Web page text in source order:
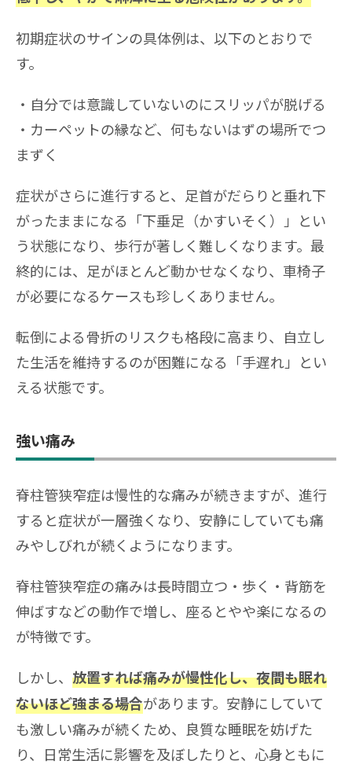
初期症状のサインの具体例は、以下のとおりで
す。
自分では意識していないのにスリッパが脱げる
カーペットの縁など、何もないはずの場所でつ
まずく
症状がさらに進行すると、足首がだらりと垂れ下
がったままになる「下垂足（かすいそく）」とい
う状態になり、歩行が著しく難しくなります。最
終的には、足がほとんど動かせなくなり、車椅子
が必要になるケースも珍しくありません。
転倒による骨折のリスクも格段に高まり、自立し
た生活を維持するのが困難になる「手遅れ」とい
える状態です。
強い痛み
脊柱管狭窄症は慢性的な痛みが続きますが、進行
すると症状が一層強くなり、安静にしていても痛
みやしびれが続くようになります。
脊柱管狭窄症の痛みは長時間立つ・歩く・背筋を
伸ばすなどの動作で増し、座るとやや楽になるの
が特徴です。
しかし、 放置すれば痛みが慢性化し、夜間も眠れ
ないほど強まる場合があります。安静にしていて
も激しい痛みが続くため、良質な睡眠を妨げた
り、日常生活に影響を及ぼしたりと、心身ともに